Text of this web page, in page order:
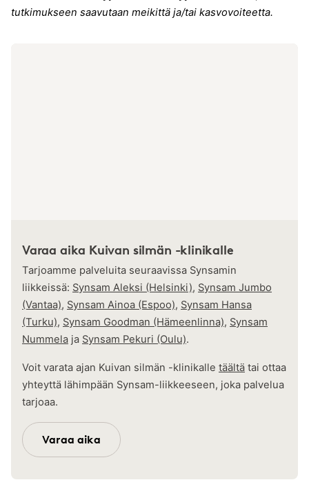
tutkimukseen saavutaan meikittä ja/tai kasvovoiteetta.
Varaa aika Kuivan silmän -klinikalle
Tarjoamme palveluita seuraavissa Synsamin
liikkeissä: Synsam Aleksi (Helsinki), Synsam Jumbo
(Vantaa), Synsam Ainoa (Espoo), Synsam Hansa
(Turku), Synsam Goodman (Hämeenlinna), Synsam
Nummela ja Synsam Pekuri (Oulu).
Voit varata ajan Kuivan silmän -klinikalle täältä tai ottaa
yhteyttä lähimpään Synsam-liikkeeseen, joka palvelua
tarjoaa.
Varaa aika